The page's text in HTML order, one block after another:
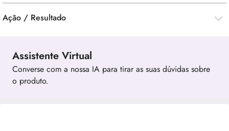
Ação / Resultado
Assistente Virtual
Converse com a nossa IA para tirar as suas dúvidas sobre
o produto.